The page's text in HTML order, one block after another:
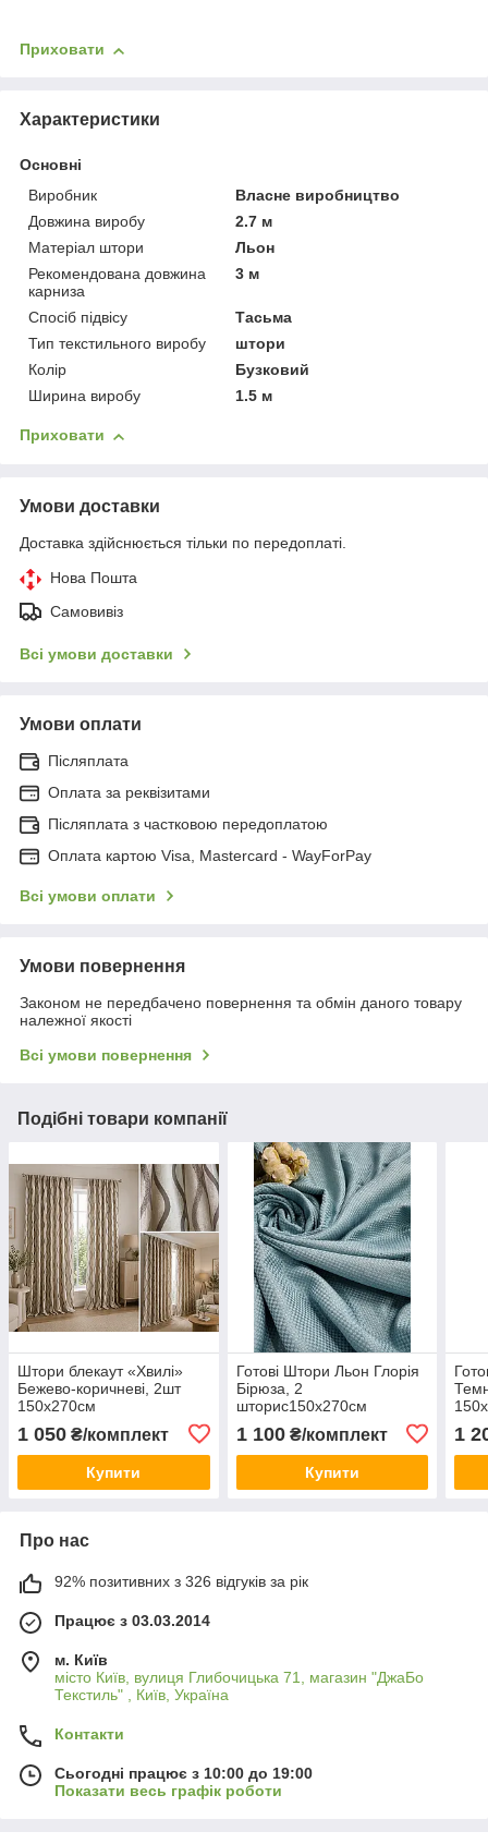
Приховати
Характеристики
Основні
Виробник
Власне виробництво
Довжина виробу
2.7 м
Матеріал штори
Льон
Рекомендована довжина
карниза
3 м
Спосіб підвісу
Тасьма
Тип текстильного виробу
штори
Колір
Бузковий
Ширина виробу
1.5 м
Приховати
Умови доставки
Доставка здійснюється тільки по передоплаті.
Нова Пошта
Самовивіз
Всі умови доставки
Умови оплати
Післяплата
Оплата за реквізитами
Післяплата з частковою передоплатою
Оплата картою Visa, Mastercard - WayForPay
Всі умови оплати
Умови повернення
Законом не передбачено повернення та обмін даного товару
належної якості
Всі умови повернення
Подібні товари компанії
Штори блекаут «Хвилі»
Бежево-коричневі, 2шт
150х270см
1 050 ₴/комплект
Купити
Готові Штори Льон Глорія
Бірюза, 2
шторис150х270см
1 100₴/комплект
Купити
1
Про нас
92% позитивних з 326 відгуків за рік
Працює з 03.03.2014
м. Київ
місто Київ, вулиця Глибочицька 71, магазин "ДжаБо
Текстиль" , Київ, Україна
Контакти
Сьогодні працює з 10:00 до 19:00
Показати весь графік роботи